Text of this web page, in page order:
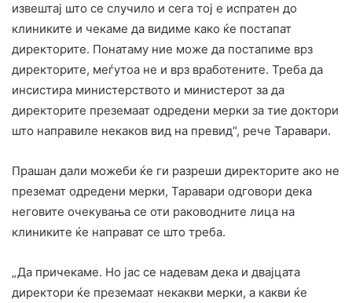
извештај што се случило и сега тој е испратен до
клиниките и чекаме да видиме како ќе постапат
директорите. Понатаму ние може да постапиме врз
директорите, меѓутоа не и врз вработените. Треба да
инсистира министерството и министерот за да
директорите преземаат одредени мерки за тие доктори
што направиле некаков вид на превид“, рече Таравари.
Прашан дали можеби ќе ги разреши директорите ако не
преземат одредени мерки, Таравари одговори дека
неговите очекувања се оти раководните лица на
клиниките ќе направат се што треба.
„Да причекаме. Но јас се надевам дека и двајцата
директори ќе преземаат некакви мерки, а какви ќе